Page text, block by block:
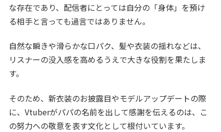
な存在であり、配信者にとっては自分の「身体」を預け
る相手と言っても過言ではありません。
自然な瞬きや滑らかな口パク、髪や衣装の揺れなどは、
リスナーの没入感を高めるうえで大きな役割を果たしま
す。
そのため、新衣装のお披露目やモデルアップデートの際
に、Vtuberがパパの名前を出して感謝を伝えるのは、こ
の努力への敬意を表す文化として根付いています。